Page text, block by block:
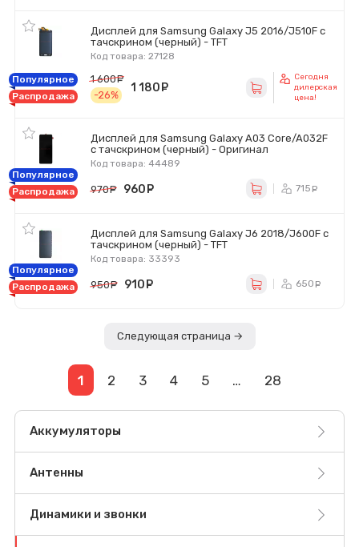
Дисплей для Samsung Galaxy J5 2016/J510F с
тачскрином (черный) - TFT
Код товара: 27128
Популярное
Распродажа
1 600
-26%
1 180
Сегодня
дилерская
цена!
Дисплей для Samsung Galaxy A03 Core/A032F
с тачскрином (черный) - Оригинал
Код товара: 44489
Популярное
Распродажа
970 руб.
960 715
Дисплей для Samsung Galaxy J6 2018/J600F с
тачскрином (черный) - TFT
Код товара: 33393
Популярное
Распродажа
950 руб.
910 650
Следующая страница →
1 2 3 4 5 … 28
Аккумуляторы
Антенны
Динамики и звонки